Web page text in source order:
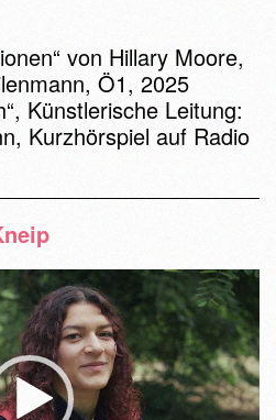
von Hillary Moore,
Ö1, 2025
Künstlerische Leitung:
Kurzhörspiel auf Radio